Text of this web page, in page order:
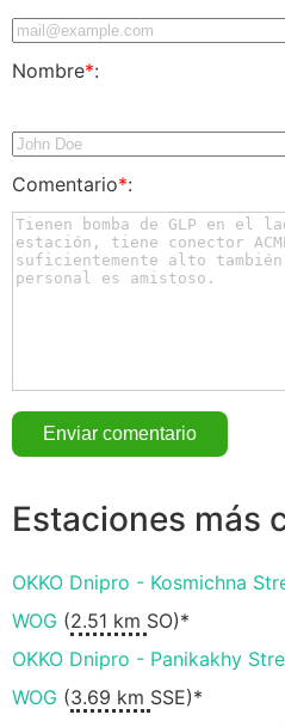
Nombre*:
Comentario*:
Estaciones más
OKKO Dnipro - Kosmichna
WOG (2.51 km SO)*
OKKO Dnipro - Panikakhy
WOG (3.69 km SSE)*